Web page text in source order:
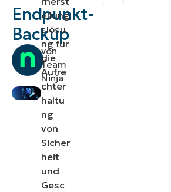
Endpunkt-
Backup
von
Team
Ninja
Cloud-
Synchronisierung
Rechenzentrumssicherung
Wie funktioniert die
von
ellung
slösu
ng für
die
Aufre
chter
haltu
ng
von
Sicher
heit
und
Gesc